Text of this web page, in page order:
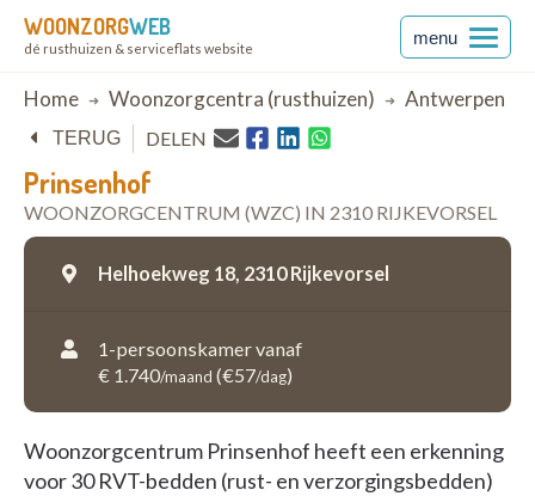
WOONZORGWEB
dé rusthuizen & serviceflats website
menu
Breadcrumb
Home Woonzorgcentra (rusthuizen) Antwerpen
Prinsenhof
WOONZORGCENTRUM (WZC) IN 2310 RIJKEVORSEL
TERUG DELEN
Helhoekweg 18, 2310 Rijkevorsel
1-persoonskamer vanaf
€ 1.740/maand (€57/dag)
Woonzorgcentrum Prinsenhof heeft een erkenning
voor 30 RVT-bedden (rust- en verzorgingsbedden)